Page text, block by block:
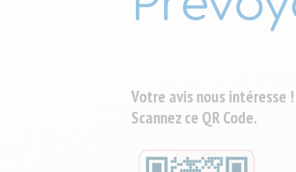
Votre avis nous intéresse !
Scannez ce QR Code.